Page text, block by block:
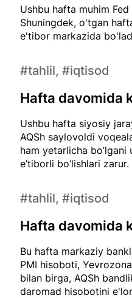
Ushbu hafta muhim
Shuningdek, o'tgan
e'tibor markazida
Ushbu hafta siyosiy
AQSh saylovoldi
ham yetarlicha
e’tiborli bo’lishlari zarur.
Hafta davomida
#tahlil, #iqtisod
Bu hafta markaziy
PMI hisoboti,
bilan birga, AQSh
daromad hisobotini
Hafta davomida
#tahlil, #iqtisod